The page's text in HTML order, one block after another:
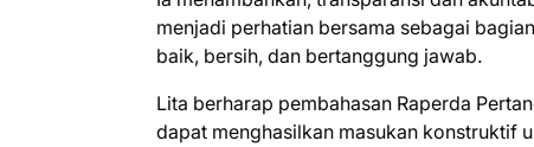
menjadi perhatian bersama sebagai
baik, bersih, dan bertanggung jawab.
Lita berharap pembahasan Raperda
dapat menghasilkan masukan konstruktif